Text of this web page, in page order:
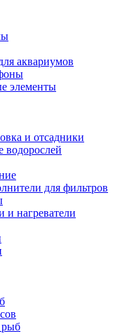
аквариумов
элементы
и отсадники
водорослей
для фильтров
и нагреватели
рыб